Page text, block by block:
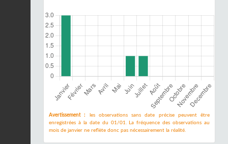
Avertissement :
les observations sans date précise peuvent être
enregistrées à la date du 01/01. La fréquence des observations au
mois de janvier ne reflète donc pas nécessairement la réalité.